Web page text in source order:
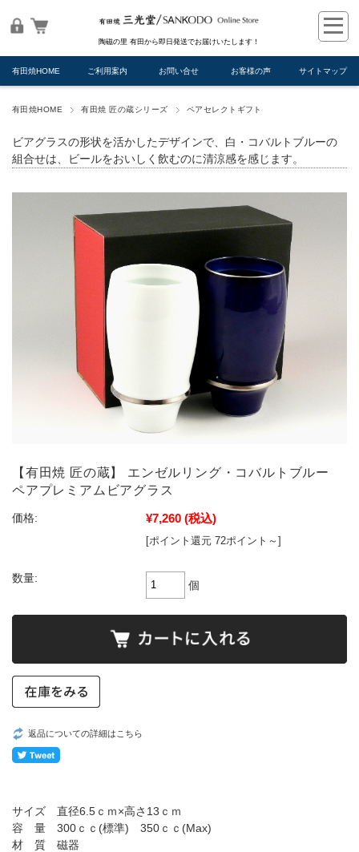
陶磁の里 有田から即日発送でお届けいたします！
有田焼HOME ご利用案内 お問い合せ お客様の声 サイトマップ
有田焼HOME 有田焼 匠の蔵シリーズ ペアセレクトギフト
ビアグラスの形状を活かしたデザインで、白・コバルトブルーの
組合せは、ビールをおいしく飲むのに清涼感を感じます。
【有田焼 匠の蔵】 エンゼルリング・コバルトブルー
ペアプレミアムビアグラス
価格: ¥7,260 (税込)
[ポイント還元 72ポイント～]
数量:
個
返品についての詳細はこちら
サイズ 直径6.5ｃｍ×高さ13ｃｍ
容 量 300ｃｃ(標準) 350ｃｃ(Max)
材 質 磁器